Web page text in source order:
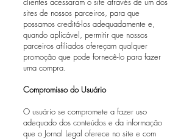
sites de nossos parceiros, para que
possamos creditá-los adequadamente e,
quando aplicável, permitir que nossos
parceiros afiliados ofereçam qualquer
promoção que pode fornecê-lo para fazer
uma compra.
Compromisso do Usuário
O usuário se compromete a fazer uso
adequado dos conteúdos e da informação
que o Jornal Legal oferece no site e com